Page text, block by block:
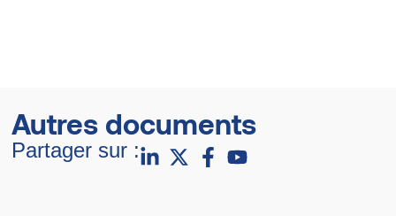
Autres documents
Partager sur :